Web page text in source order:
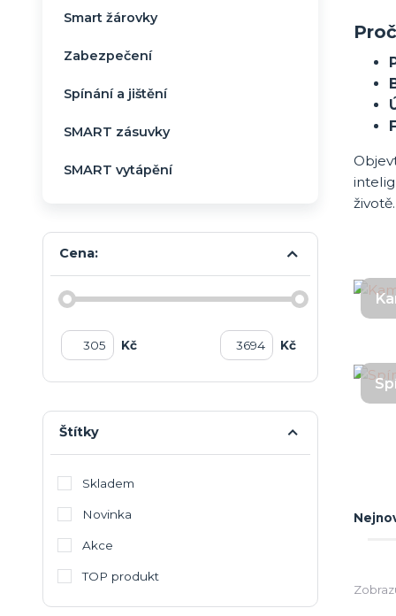
životě.
Smart žárovky
Zabezpečení
Spínání a jištění
SMART zásuvky
SMART vytápění
Cena:
Kč Kč
Štítky
Skladem
Novinka
Akce
TOP produkt